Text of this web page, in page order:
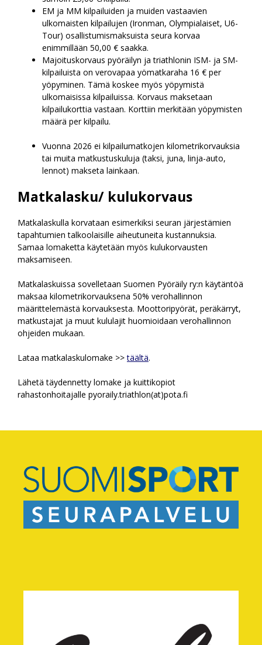
EM ja MM kilpailuiden ja muiden vastaavien
ulkomaisten kilpailujen (Ironman, Olympialaiset, U6-
Tour) osallistumismaksuista seura korvaa
enimmillään 50,00 € saakka.
Majoituskorvaus pyöräilyn ja triathlonin ISM- ja SM-
kilpailuista on verovapaa yömatkaraha 16 € per
yöpyminen. Tämä koskee myös yöpymistä
ulkomaisissa kilpailuissa. Korvaus maksetaan
kilpailukorttia vastaan. Korttiin merkitään yöpymisten
määrä per kilpailu.
Vuonna 2026 ei kilpailumatkojen kilometrikorvauksia
tai muita matkustuskuluja (taksi, juna, linja-auto,
lennot) makseta lainkaan.
Matkalasku/ kulukorvaus
Matkalaskulla korvataan esimerkiksi seuran järjestämien
tapahtumien talkoolaisille aiheutuneita kustannuksia.
Samaa lomaketta käytetään myös kulukorvausten
maksamiseen.
Matkalaskuissa sovelletaan Suomen Pyöräily ry:n käytäntöä
maksaa kilometrikorvauksena 50% verohallinnon
määrittelemästä korvauksesta. Moottoripyörät, peräkärryt,
matkustajat ja muut kululajit huomioidaan verohallinnon
ohjeiden mukaan.
Lataa matkalaskulomake >>täältä.
Lähetä täydennetty lomake ja kuittikopiot
rahastonhoitajalle pyoraily.triathlon(at)pota.fi